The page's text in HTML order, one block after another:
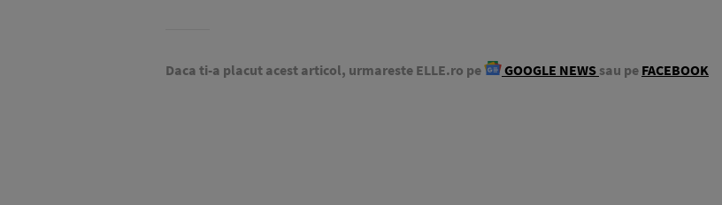
Daca ti-a placut acest articol, urmareste ELLE.ro pe GOOGLE NEWS sau pe FACEBOOK